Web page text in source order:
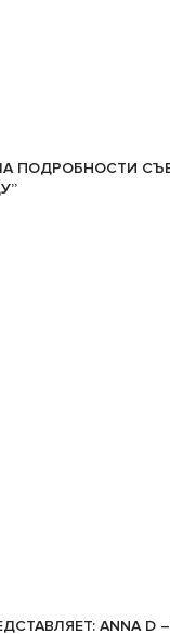
ПОДРОБНОСТИ
ANNA